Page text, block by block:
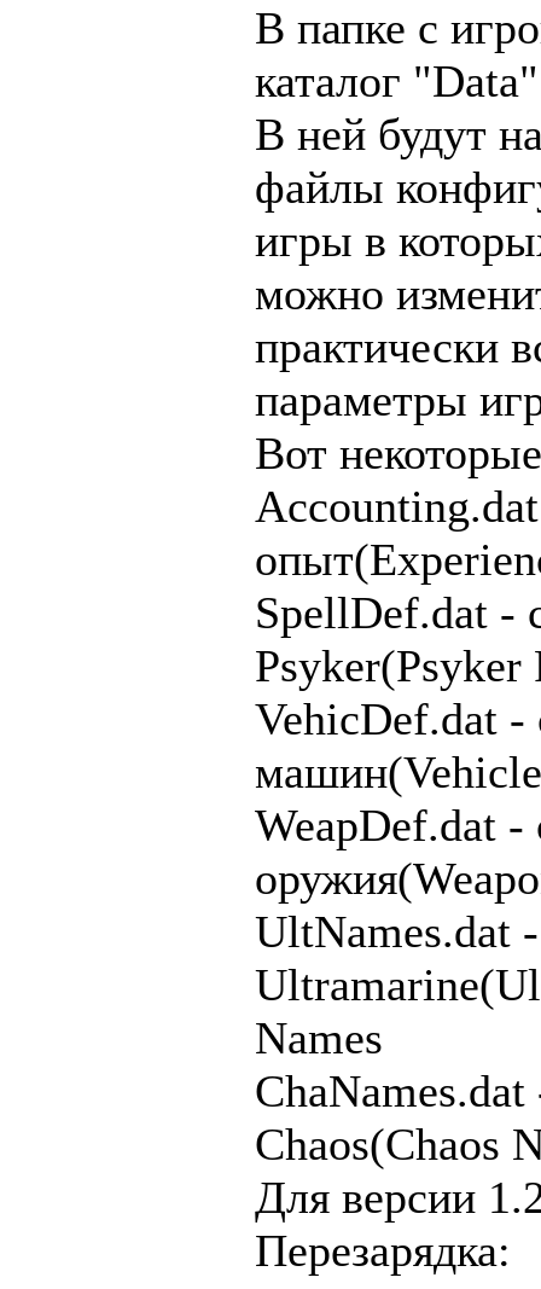
В папке с
каталог "Data"
В ней будут
файлы
игры в
можно
практически
параметры
Вот
SpellDef.dat -
Psyker(Psyker
VehicDef.dat -
WeapDef.dat -
UltNames.dat
Names
Chaos(Chaos
Для версии
Перезарядка: